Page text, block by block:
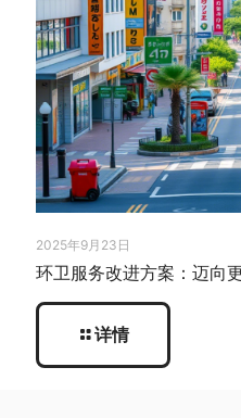
2025年9月23日
环卫服务改进方案：迈向
详情